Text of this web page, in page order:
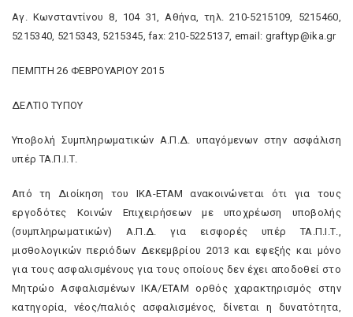
Αγ. Κωνσταντίνου 8, 104 31, Αθήνα, τηλ. 210-5215109, 5215460,
5215340, 5215343, 5215345, fax: 210-5225137, email: graftyp@ika.gr
ΠΕΜΠΤΗ 26 ΦΕΒΡΟΥΑΡΙΟΥ 2015
ΔΕΛΤΙΟ ΤΥΠΟΥ
Υποβολή Συμπληρωματικών Α.Π.Δ. υπαγόμενων στην ασφάλιση
υπέρ ΤΑ.Π.Ι.Τ.
Από τη Διοίκηση του ΙΚΑ-ΕΤΑΜ ανακοινώνεται ότι για τους
εργοδότες Κοινών Επιχειρήσεων με υποχρέωση υποβολής
(συμπληρωματικών) Α.Π.Δ. για εισφορές υπέρ ΤΑ.Π.Ι.Τ.,
μισθολογικών περιόδων Δεκεμβρίου 2013 και εφεξής και μόνο
για τους ασφαλισμένους για τους οποίους δεν έχει αποδοθεί στο
Μητρώο Ασφαλισμένων ΙΚΑ/ΕΤΑΜ ορθός χαρακτηρισμός στην
κατηγορία, νέος/παλιός ασφαλισμένος, δίνεται η δυνατότητα,